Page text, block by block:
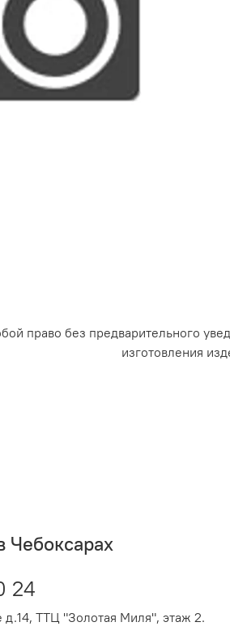
право без предварительного
изготовления
Чебоксарах
24
ТТЦ "Золотая Миля", этаж 2.